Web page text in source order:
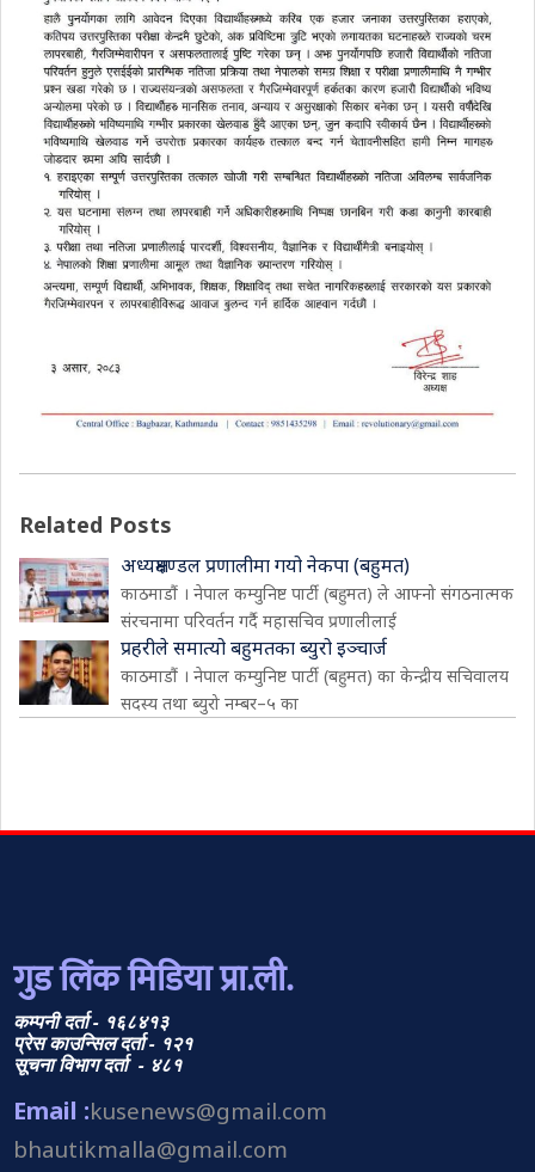
Related Posts
अध्यक्षमण्डल प्रणालीमा गयो नेकपा (बहुमत)
काठमाडौं । नेपाल कम्युनिष्ट पार्टी (बहुमत) ले आफ्नो संगठनात्मक
संरचनामा परिवर्तन गर्दै महासचिव प्रणालीलाई
प्रहरीले समात्यो बहुमतका ब्युरो इञ्चार्ज
काठमाडौं । नेपाल कम्युनिष्ट पार्टी (बहुमत) का केन्द्रीय सचिवालय
सदस्य तथा ब्युरो नम्बर–५ का
गुड लिंक मिडिया प्रा.ली.
कम्पनी दर्ता - १६८४१३
प्रेस काउन्सिल दर्ता - १२१
सूचना विभाग दर्ता - ४८१
Email :kusenews@gmail.com
bhautikmalla@gmail.com